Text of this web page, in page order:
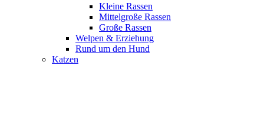
Kleine Rassen
Mittelgroße Rassen
Große Rassen
Welpen & Erziehung
Rund um den Hund
Katzen